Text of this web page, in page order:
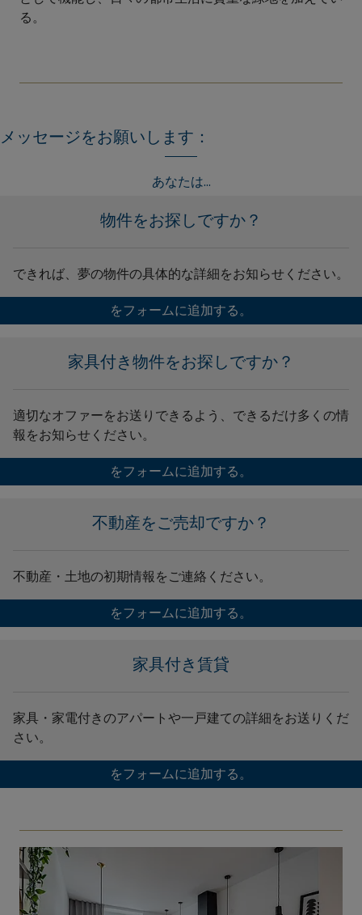
る。
メッセージをお願いします：
あなたは...
物件をお探しですか？
できれば、夢の物件の具体的な詳細をお知らせください。
をフォームに追加する。
家具付き物件をお探しですか？
適切なオファーをお送りできるよう、できるだけ多くの情
報をお知らせください。
をフォームに追加する。
不動産をご売却ですか？
不動産・土地の初期情報をご連絡ください。
をフォームに追加する。
家具付き賃貸
家具・家電付きのアパートや一戸建ての詳細をお送りくだ
さい。
をフォームに追加する。